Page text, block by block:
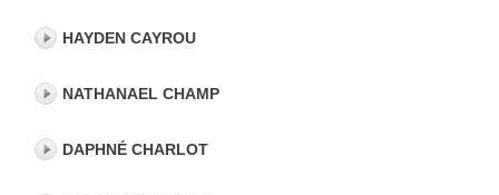
HAYDEN CAYROU
NATHANAEL CHAMP
DAPHNÉ CHARLOT